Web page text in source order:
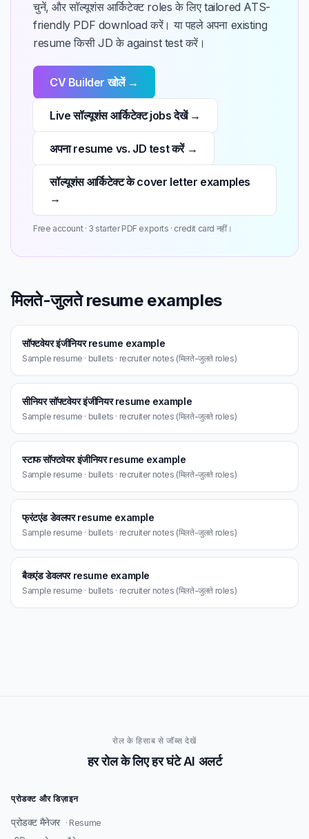
चुनें, और सॉल्यूशंस आर्किटेक्ट roles के लिए tailored ATS-
friendly PDF download करें। या पहले अपना existing
resume किसी JD के against test करें।
CV Builder खोलें →
Live सॉल्यूशंस आर्किटेक्ट jobs देखें →
अपना resume vs. JD test करें →
सॉल्यूशंस आर्किटेक्ट के cover letter examples
→
Free account · 3 starter PDF exports · credit card नहीं।
मिलते-जुलते resume examples
सॉफ्टवेयर इंजीनियर resume example
Sample resume · bullets · recruiter notes (मिलते-जुलते roles)
सीनियर सॉफ्टवेयर इंजीनियर resume example
Sample resume · bullets · recruiter notes (मिलते-जुलते roles)
स्टाफ सॉफ्टवेयर इंजीनियर resume example
Sample resume · bullets · recruiter notes (मिलते-जुलते roles)
फ्रंटएंड डेवलपर resume example
Sample resume · bullets · recruiter notes (मिलते-जुलते roles)
बैकएंड डेवलपर resume example
Sample resume · bullets · recruiter notes (मिलते-जुलते roles)
रोल के हिसाब से जॉब्स देखें
हर रोल के लिए हर घंटे AI अलर्ट
प्रोडक्ट और डिज़ाइन
प्रोडक्ट मैनेजर · Resume